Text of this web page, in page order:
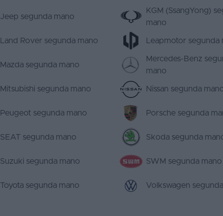
Jeep segunda mano
KGM (SsangYong)
mano
Land Rover segunda mano Leapmotor segunda
Mazda segunda mano
Mercedes-Benz
mano
Mitsubishi segunda mano Nissan segunda
Peugeot segunda mano Porsche segunda
SEAT segunda mano Skoda segunda
Suzuki segunda mano SWM segunda mano
Toyota segunda mano Volkswagen